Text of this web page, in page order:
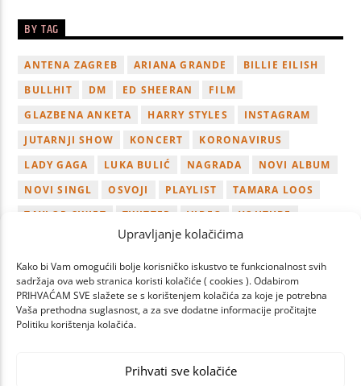
Upravljanje kolačićima
Kako bi Vam omogućili bolje korisničko iskustvo te funkcionalnost svih
sadržaja ova web stranica koristi kolačiće ( cookies ). Odabirom
PRIHVAĆAM SVE slažete se s korištenjem kolačića za koje je potrebna
Vaša prethodna suglasnost, a za sve dodatne informacije pročitajte
Politiku korištenja kolačića.
Prihvati sve kolačiće
BY TAG
ANTENA ZAGREB ARIANA GRANDE
BILLIE EILISH
BULLHIT
DM ED SHEERAN
FILM
GLAZBENA ANKETA
HARRY STYLES
INSTAGRAM
JUTARNJI SHOW
KONCERT
KORONAVIRUS
LADY GAGA
LUKA BULIĆ NAGRADA
NOVI ALBUM
NOVI SINGL
OSVOJI PLAYLIST
TAMARA LOOS
TAYLOR SWIFT
TWITTER VIDEO
YOUTUBE